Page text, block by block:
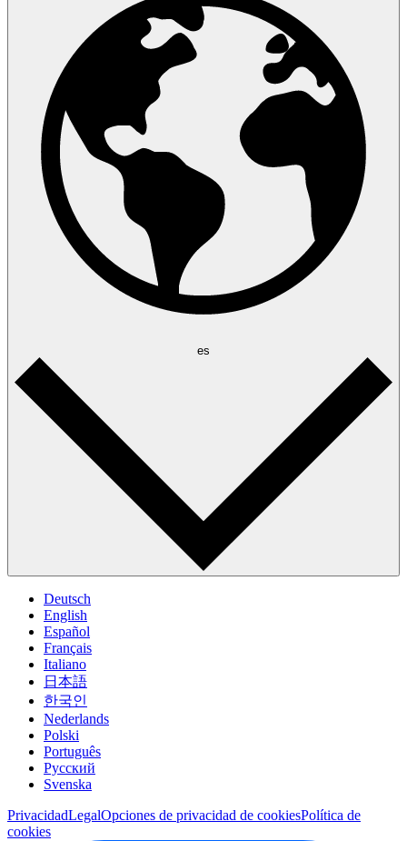
es
Deutsch
English
Español
Français
Italiano
日本語
한국인
Nederlands
Polski
Português
Pусский
Svenska
PrivacidadLegalOpciones de privacidad de cookiesPolítica de
cookies